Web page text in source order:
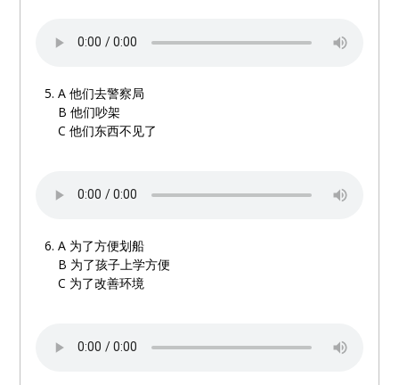
A 他们去警察局
B 他们吵架
C 他们东西不见了
A 为了方便划船
B 为了孩子上学方便
C 为了改善环境